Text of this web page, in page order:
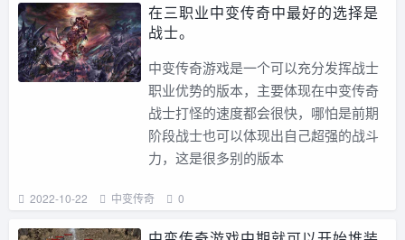
在三职业中变传奇中最好的选择是
战士。
中变传奇游戏是一个可以充分发挥战士
职业优势的版本，主要体现在中变传奇
战士打怪的速度都会很快，哪怕是前期
阶段战士也可以体现出自己超强的战斗
力，这是很多别的版本
2022-10-22 中变传奇 0